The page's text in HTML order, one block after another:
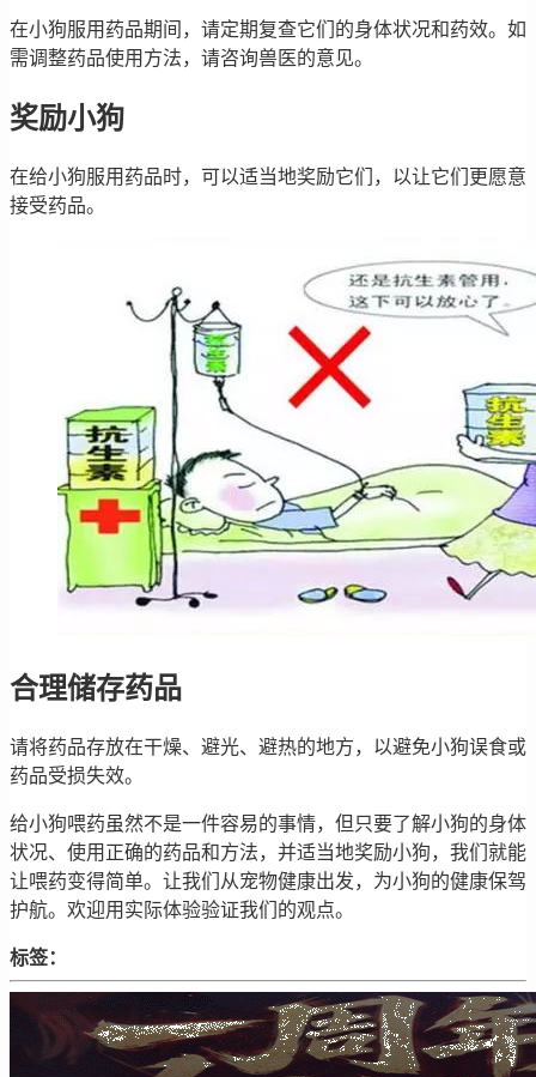
在小狗服用药品期间，请定期复查它们的身体状况和药效。如
需调整药品使用方法，请咨询兽医的意见。
奖励小狗
在给小狗服用药品时，可以适当地奖励它们，以让它们更愿意
接受药品。
合理储存药品
请将药品存放在干燥、避光、避热的地方，以避免小狗误食或
药品受损失效。
给小狗喂药虽然不是一件容易的事情，但只要了解小狗的身体
状况、使用正确的药品和方法，并适当地奖励小狗，我们就能
让喂药变得简单。让我们从宠物健康出发，为小狗的健康保驾
护航。欢迎用实际体验验证我们的观点。
标签：